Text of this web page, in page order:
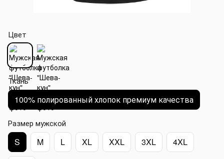
Цвет
Ткань
100% полированный хлопок премиум качества
Размер мужской
S M L XL XXL 3XL 4XL